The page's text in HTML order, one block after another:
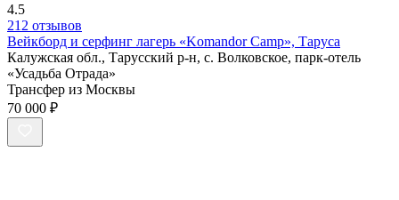
4.5
212 отзывов
Вейкборд и серфинг лагерь «Komandor Camp», Таруса
Калужская обл., Тарусский р-н, с. Волковское, парк-отель
«Усадьба Отрада»
Трансфер из Москвы
70 000 ₽